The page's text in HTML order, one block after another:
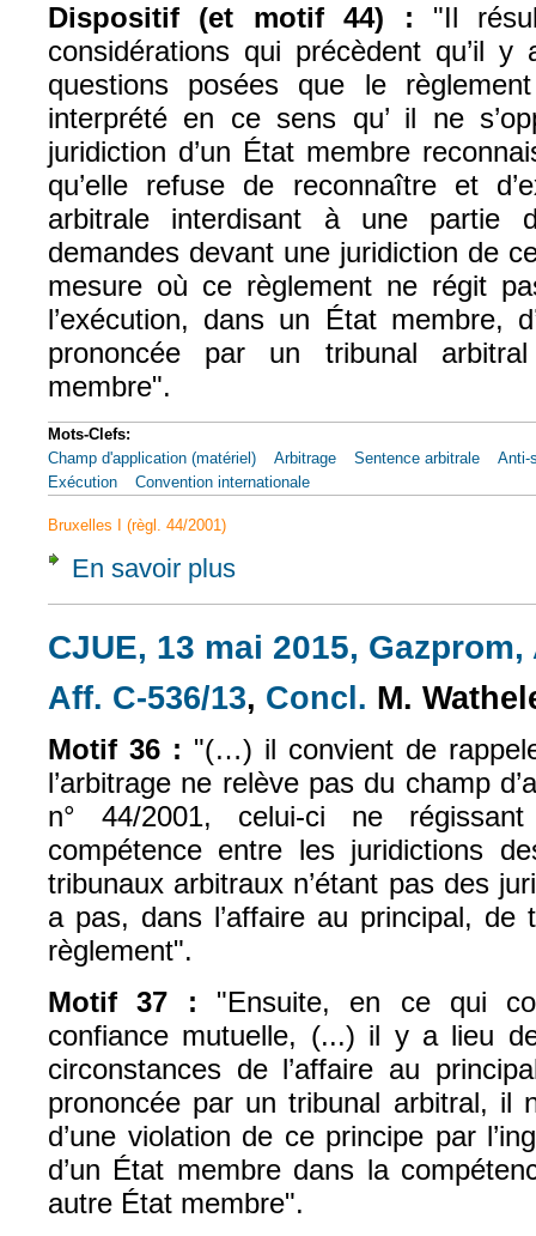
Dispositif (et motif 44) : "Il
considérations qui précèdent qu’il
questions posées que le
interprété en ce sens qu’ il ne
juridiction d’un État membre
qu’elle refuse de reconnaître et
arbitrale interdisant à une partie
demandes devant une juridiction de
mesure où ce règlement ne régit
l’exécution, dans un État membre,
prononcée par un tribunal
membre".
Mots-Clefs:
Champ d'application (matériel)
Arbitrage Sentence arbitrale
Anti-
Exécution
Convention internationale
Bruxelles I (règl. 44/2001)
En savoir plus
CJUE, 13 mai 2015, Gazprom,
Aff. C-536/13 (le lien est externe)
, Concl. (le lien est
M.
Motif 36 : "(…) il convient de
l’arbitrage ne relève pas du champ
n° 44/2001, celui-ci ne
compétence entre les juridictions
tribunaux arbitraux n’étant pas des
a pas, dans l’affaire au principal,
règlement".
Motif 37 : "Ensuite, en ce qui
confiance mutuelle, (...) il y a lieu
circonstances de l’affaire au
prononcée par un tribunal arbitral, il
d’une violation de ce principe par
d’un État membre dans la
autre État membre".